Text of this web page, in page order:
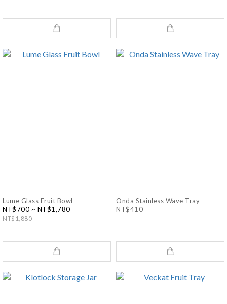
Lume Glass Fruit Bowl
NT$700 ~ NT$1,780
NT$1,880
Onda Stainless Wave Tray
NT$410